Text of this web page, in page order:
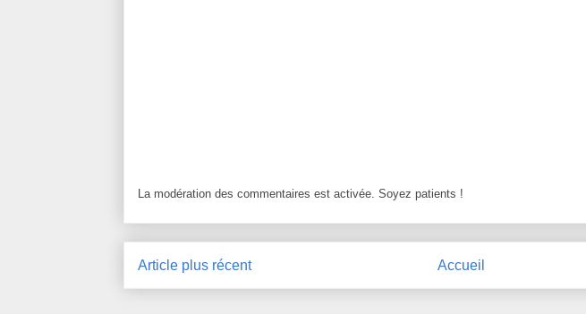
La modération des commentaires est activée. Soyez patients !
Article plus récent Accueil